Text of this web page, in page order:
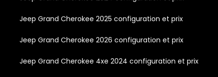
Jeep Grand Cherokee 2025 configuration et prix
Jeep Grand Cherokee 2026 configuration et prix
Jeep Grand Cherokee 4xe 2024 configuration et prix